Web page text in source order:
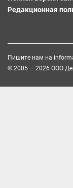
Редакционная
Пишите нам на
© 2005 — 2026 ООО